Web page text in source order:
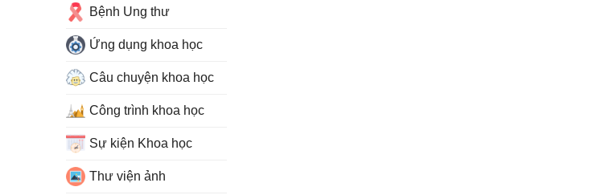
Bệnh Ung thư
Ứng dụng khoa học
Câu chuyện khoa học
Công trình khoa học
Sự kiện Khoa học
Thư viện ảnh